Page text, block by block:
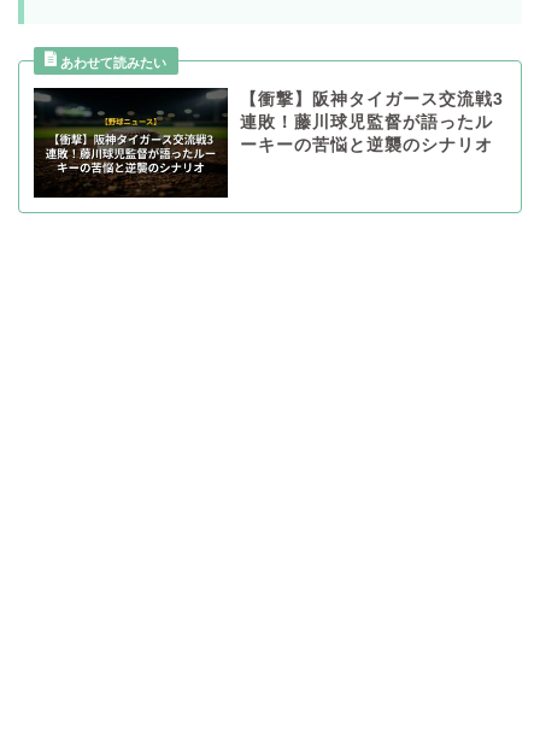
【衝撃】阪神タイガース交流戦3
連敗！藤川球児監督が語ったル
ーキーの苦悩と逆襲のシナリオ